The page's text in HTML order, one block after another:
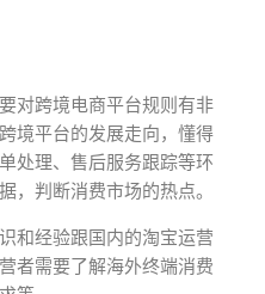
对跨境电商平台规则有非
境平台的发展走向，懂得
处理、售后服务跟踪等环
，判断消费市场的热点。
和经验跟国内的淘宝运营
者需要了解海外终端消费